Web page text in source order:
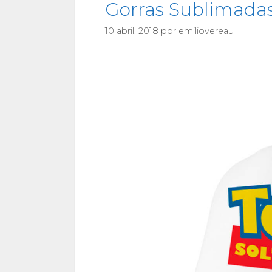
Gorras
10 abril, 2018 por emiliovereau